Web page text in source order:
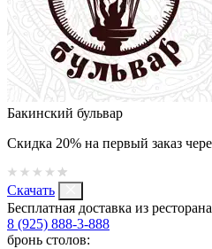
Бакинский бульвар
Скидка 20% на первый заказ
Скачать
Бесплатная доставка из
8 (925) 888-3-888
бронь столов: